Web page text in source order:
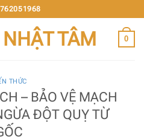
TÂM 0
THỨC
– BẢO VỆ MẠCH
ĐỘT QUỴ TỪ